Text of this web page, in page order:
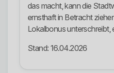
das macht, kann die
ernsthaft in Betracht
Lokalbonus
Stand: 16.04.2026